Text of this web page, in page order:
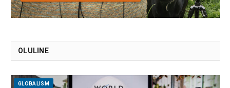
OLULINE
GLOBALISM